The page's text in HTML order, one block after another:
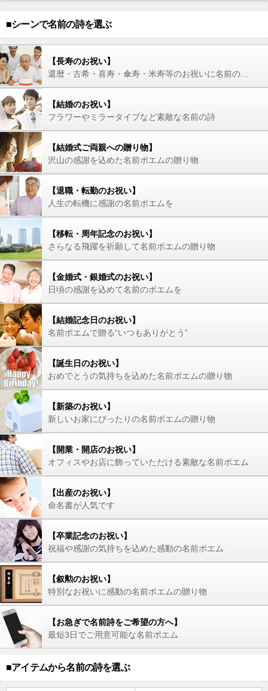
■シーンで名前の詩を選ぶ
【長寿のお祝い】
【結婚のお祝い】
フラワーやミラータイプなど素敵な名前の詩
【結婚式ご両親への贈り物】
沢山の感謝を込めた名前ポエムの贈り物
【退職・転勤のお祝い】
人生の転機に感謝の名前ポエムを
【移転・周年記念のお祝い】
さらなる飛躍を祈願して名前ポエムの贈り物
【金婚式・銀婚式のお祝い】
日頃の感謝を込めて名前のポエムを
【結婚記念日のお祝い】
名前ポエムで贈る“いつもありがとう”
【誕生日のお祝い】
おめでとうの気持ちを込めた名前ポエムの贈り物
【新築のお祝い】
新しいお家にぴったりの名前ポエムの贈り物
【開業・開店のお祝い】
オフィスやお店に飾っていただける素敵な名前ポエム
【出産のお祝い】
命名書が人気です
【卒業記念のお祝い】
祝福や感謝の気持ちを込めた感動の名前ポエム
【叙勲のお祝い】
特別なお祝いに感動の名前ポエムの贈り物
【お急ぎで名前詩をご希望の方へ】
最短3日でご用意可能な名前ポエム
■アイテムから名前の詩を選ぶ